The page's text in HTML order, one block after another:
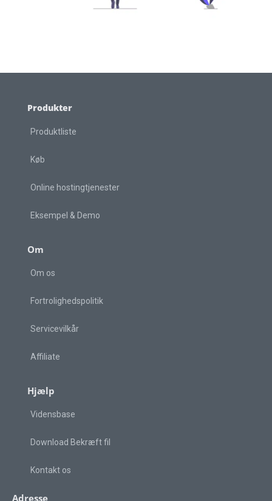
Produkter
Produktliste
Køb
Online hostingtjenester
Eksempel & Demo
Om
Om os
Fortrolighedspolitik
Servicevilkår
Affiliate
Hjælp
Vidensbase
Download Bekræft fil
Kontakt os
Adresse